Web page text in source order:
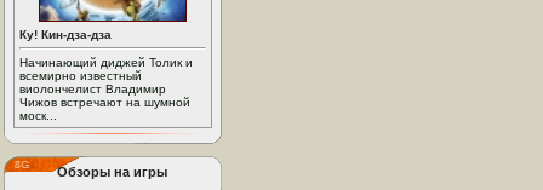
Ку! Кин-дза-дза
Начинающий диджей Толик и
всемирно известный
виолончелист Владимир
Чижов встречают на шумной
моск...
Обзоры на игры